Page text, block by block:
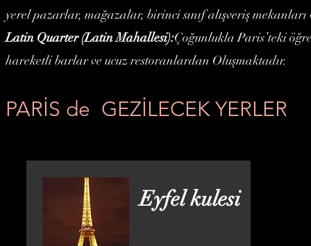
yerel pazarlar, mağazalar, birinci sınıf alışveriş
Latin Quarter (Latin Mahallesi):Çoğunlukla Paris’teki
hareketli barlar ve ucuz restoranlardan Oluşmaktadır.
PARİS de GEZİLECEK YERLER
Eyfel kulesi